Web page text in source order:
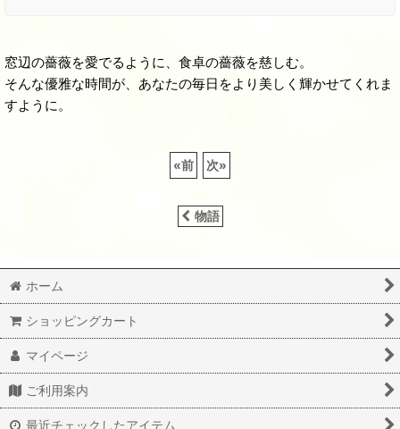
窓辺の薔薇を愛でるように、食卓の薔薇を慈しむ。
そんな優雅な時間が、あなたの毎日をより美しく輝かせてくれま
すように。
«前 次»
物語
ホーム
ショッピングカート
マイページ
ご利用案内
最近チェックしたアイテム